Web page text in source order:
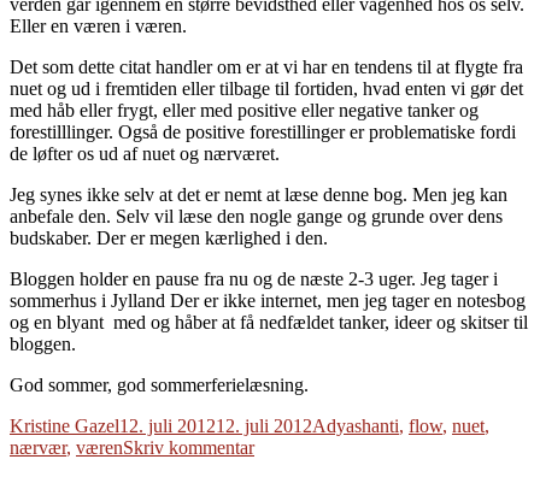
Eller en væren i væren.
Det som dette citat handler om er at vi har en tendens til at flygte fra
nuet og ud i fremtiden eller tilbage til fortiden, hvad enten vi gør det
med håb eller frygt, eller med positive eller negative tanker og
forestilllinger. Også de positive forestillinger er problematiske fordi
de løfter os ud af nuet og nærværet.
Jeg synes ikke selv at det er nemt at læse denne bog. Men jeg kan
anbefale den. Selv vil læse den nogle gange og grunde over dens
budskaber. Der er megen kærlighed i den.
Bloggen holder en pause fra nu og de næste 2-3 uger. Jeg tager i
sommerhus i Jylland Der er ikke internet, men jeg tager en notesbog
og en blyant med og håber at få nedfældet tanker, ideer og skitser til
bloggen.
God sommer, god sommerferielæsning.
Forfatter
Kristine GazelUdgivet
12. juli 201212. juli 2012Tags
Adyashanti, flow, nuet,
nærvær, værenSkriv kommentartil